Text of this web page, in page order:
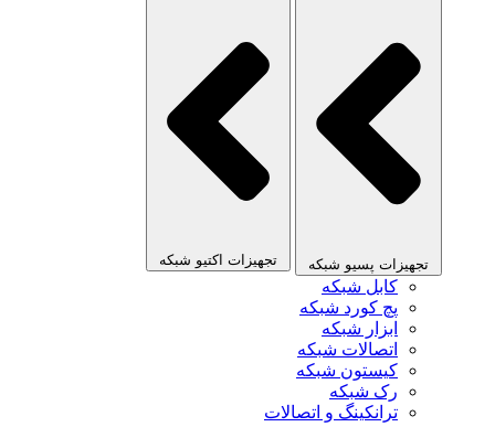
تجهیزات پسیو شبکه تجهیزات اکتیو شبکه
کابل شبکه
پچ کورد شبکه
ابزار شبکه
اتصالات شبکه
کیستون شبکه
رک شبکه
ترانکینگ و اتصالات